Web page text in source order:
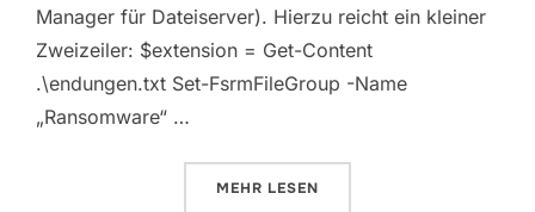
Manager für Dateiserver). Hierzu reicht ein kleiner
Zweizeiler: $extension = Get-Content
.\endungen.txt Set-FsrmFileGroup -Name
„Ransomware“ …
MEHR ÜBER „WINDOWS FILESERVER
LESEN